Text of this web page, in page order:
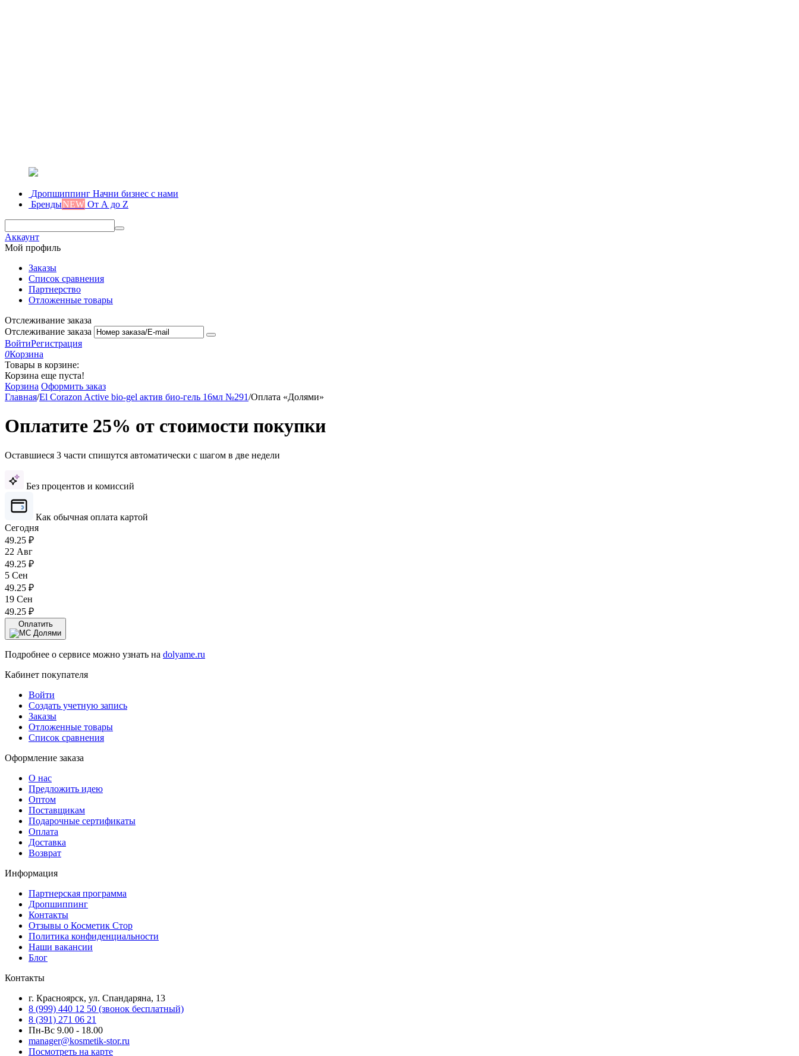
Дропшиппинг Начни бизнес с нами
БрендыNEW От А до Z
Аккаунт
Мой профиль
Заказы
Список сравнения
Партнерство
Отложенные товары
Отслеживание заказа
Отслеживание заказа
ВойтиРегистрация
0Корзина
Товары в корзине:
Корзина еще пуста!
Корзина Оформить заказ
Главная/El Corazon Active bio-gel актив био-гель 16мл №291/Оплата «Долями»
Оплатите 25% от стоимости покупки
Оставшиеся 3 части спишутся автоматически с шагом в две недели
Без процентов и комиссий
Как обычная оплата картой
Сегодня
49.25 ₽
22 Авг
49.25 ₽
5 Сен
49.25 ₽
19 Сен
49.25 ₽
Оплатить
Подробнее о сервисе можно узнать на dolyame.ru
Кабинет покупателя
Войти
Создать учетную запись
Заказы
Отложенные товары
Список сравнения
Оформление заказа
О нас
Предложить идею
Оптом
Поставщикам
Подарочные сертификаты
Оплата
Доставка
Возврат
Информация
Партнерская программа
Дропшиппинг
Контакты
Отзывы о Косметик Стор
Политика конфиденциальности
Наши вакансии
Блог
Контакты
г. Красноярск, ул. Спандаряна, 13
8 (999) 440 12 50 (звонок бесплатный)
8 (391) 271 06 21
Пн-Вс 9.00 - 18.00
manager@kosmetik-stor.ru
Посмотреть на карте